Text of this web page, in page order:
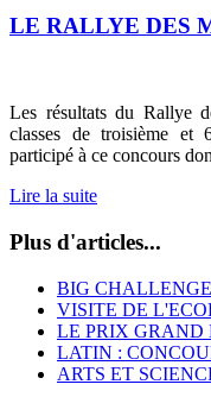
LE RALLYE DES
Les résultats du Rallye
classes de troisième et
participé à ce concours
Lire la suite
Plus d'articles...
BIG
VISITE DE
LE PRIX GRAND
LATIN :
ARTS ET